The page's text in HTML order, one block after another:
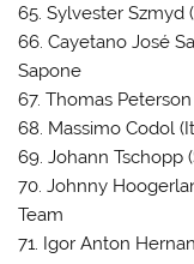
65. Sylvester Szmyd
66. Cayetano José
Sapone
67. Thomas
68. Massimo Codol
69. Johann Tschopp
70. Johnny
Team
71. Igor Anton